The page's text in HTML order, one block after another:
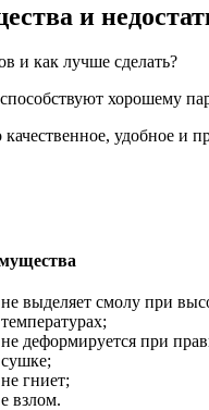
и
хорошему
удобное и
не выделяет смолу при
температурах;
не деформируется при
сушке;
не гниет;
е взлом.